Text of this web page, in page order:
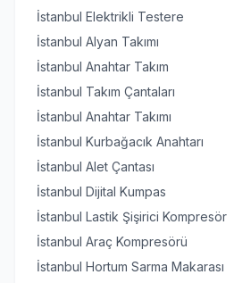
İstanbul Elektrikli Testere
İstanbul Alyan Takımı
İstanbul Anahtar Takım
İstanbul Takım Çantaları
İstanbul Anahtar Takımı
İstanbul Kurbağacık Anahtarı
İstanbul Alet Çantası
İstanbul Dijital Kumpas
İstanbul Lastik Şişirici Kompresör
İstanbul Araç Kompresörü
İstanbul Hortum Sarma Makarası